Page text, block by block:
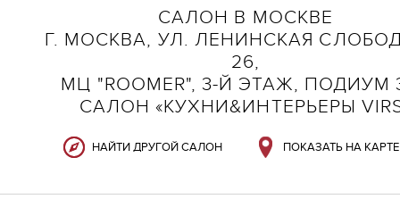
САЛОН В МОСКВЕ
Г. МОСКВА, УЛ. ЛЕНИНСКАЯ
26,
МЦ "ROOMER", 3-Й ЭТАЖ, ПОДИУМ
САЛОН «КУХНИ&ИНТЕРЬЕРЫ
НАЙТИ ДРУГОЙ САЛОН ПОКАЗАТЬ НА КАРТЕ